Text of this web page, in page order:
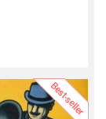
Best-seller